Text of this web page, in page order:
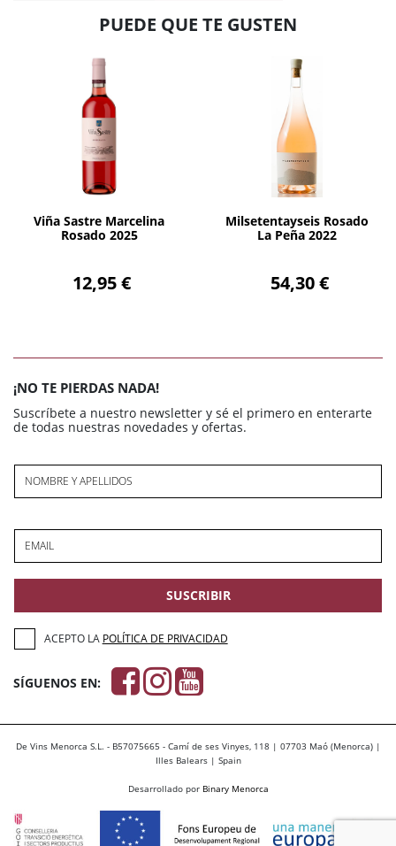
PUEDE QUE TE GUSTEN
Viña Sastre Marcelina
Rosado 2025
12,95 €
AÑADIR
Milsetentayseis Rosado
La Peña 2022
54,30 €
AÑADIR
¡NO TE PIERDAS NADA!
Suscríbete a nuestro newsletter y sé el primero en enterarte
de todas nuestras novedades y ofertas.
NOMBRE Y APELLIDOS
EMAIL
SUSCRIBIR
ACEPTO LA POLÍTICA DE PRIVACIDAD
SÍGUENOS EN:
De Vins Menorca S.L. - B57075665 - Camí de ses Vinyes, 118 | 07703 Maó (Menorca) |
Illes Balears | Spain
Desarrollado por Binary Menorca